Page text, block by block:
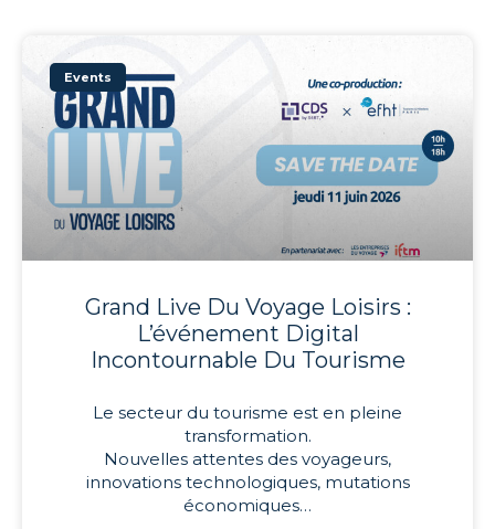
Events
Grand Live Du Voyage Loisirs :
L’événement Digital
Incontournable Du Tourisme
Le secteur du tourisme est en pleine
transformation.
Nouvelles attentes des voyageurs,
innovations technologiques, mutations
économiques…